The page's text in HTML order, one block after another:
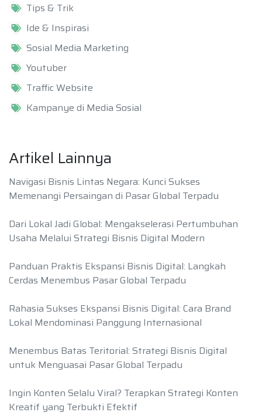
Tips & Trik
Ide & Inspirasi
Sosial Media Marketing
Youtuber
Traffic Website
Kampanye di Media Sosial
Artikel Lainnya
Navigasi Bisnis Lintas Negara: Kunci Sukses
Memenangi Persaingan di Pasar Global Terpadu
Dari Lokal Jadi Global: Mengakselerasi Pertumbuhan
Usaha Melalui Strategi Bisnis Digital Modern
Panduan Praktis Ekspansi Bisnis Digital: Langkah
Cerdas Menembus Pasar Global Terpadu
Rahasia Sukses Ekspansi Bisnis Digital: Cara Brand
Lokal Mendominasi Panggung Internasional
Menembus Batas Teritorial: Strategi Bisnis Digital
untuk Menguasai Pasar Global Terpadu
Ingin Konten Selalu Viral? Terapkan Strategi Konten
Kreatif yang Terbukti Efektif